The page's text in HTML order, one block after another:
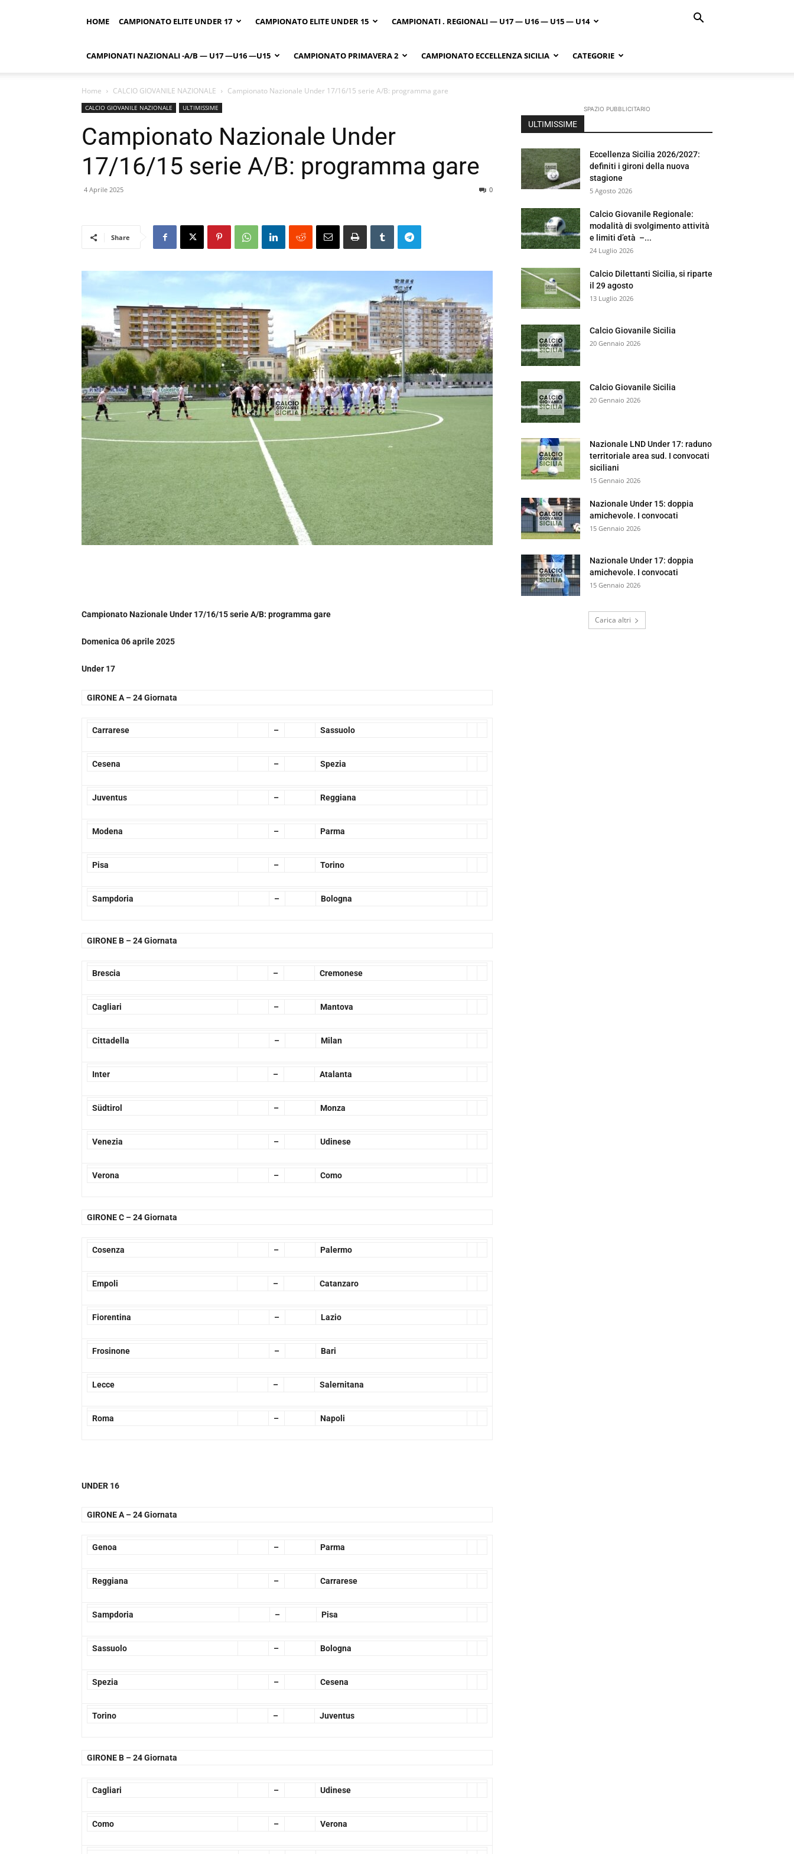
HOME CAMPIONATO ELITE UNDER 17 CAMPIONATO ELITE UNDER 15 CAMPIONATI . REGIONALI — U17 — U16 — U15 — U14
CAMPIONATI NAZIONALI -A/B — U17 —U16 —U15 CAMPIONATO PRIMAVERA 2 CAMPIONATO ECCELLENZA SICILIA CATEGORIE
Home CALCIO GIOVANILE NAZIONALE Campionato Nazionale Under 17/16/15 serie A/B: programma gare
CALCIO GIOVANILE NAZIONALE ULTIMISSIME
Campionato Nazionale Under
17/16/15 serie A/B: programma gare
4 Aprile 2025 0
Share
Campionato Nazionale Under 17/16/15 serie A/B: programma gare
Domenica 06 aprile 2025
Under 17
GIRONE A –24 Giornata
Carrarese – Sassuolo
Cesena – Spezia
Juventus – Reggiana
Modena – Parma
Pisa – Torino
Sampdoria – Bologna
GIRONE B –24 Giornata
Brescia – Cremonese
Cagliari – Mantova
Cittadella – Milan
Inter – Atalanta
Südtirol – Monza
Venezia – Udinese
Verona – Como
GIRONE C –24 Giornata
Cosenza – Palermo
Empoli – Catanzaro
Fiorentina – Lazio
Frosinone – Bari
Lecce – Salernitana
Roma – Napoli
UNDER 16
GIRONE A –24 Giornata
Genoa – Parma
Reggiana – Carrarese
Sampdoria – Pisa
Sassuolo – Bologna
Spezia – Cesena
Torino – Juventus
GIRONE B –24 Giornata
Cagliari – Udinese
Como – Verona
SPAZIO PUBBLICITARIO
ULTIMISSIME
Eccellenza Sicilia 2026/2027:
definiti i gironi della nuova
stagione
5 Agosto 2026
Calcio Giovanile Regionale:
modalità di svolgimento attività
e limiti d’età –...
24 Luglio 2026
Calcio Dilettanti Sicilia, si riparte
il 29 agosto
13 Luglio 2026
Calcio Giovanile Sicilia
20 Gennaio 2026
Calcio Giovanile Sicilia
20 Gennaio 2026
Nazionale LND Under 17: raduno
territoriale area sud. I convocati
siciliani
15 Gennaio 2026
Nazionale Under 15: doppia
amichevole. I convocati
15 Gennaio 2026
Nazionale Under 17: doppia
amichevole. I convocati
15 Gennaio 2026
Carica altri